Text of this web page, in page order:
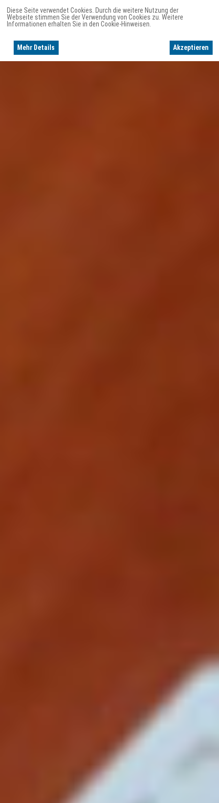
Diese Seite verwendet Cookies. Durch die weitere Nutzung der
Webseite stimmen Sie der Verwendung von Cookies zu. Weitere
Informationen erhalten Sie in den Cookie-Hinweisen.
Mehr Details Akzeptieren